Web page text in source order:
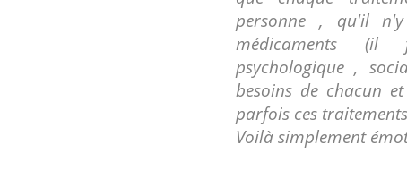
personne , qu'il
médicaments (il
psychologique ,
besoins de chacun
parfois ces
Voilà simplement